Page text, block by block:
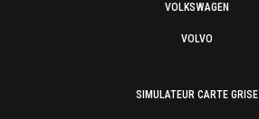
VOLKSWAGEN
VOLVO
SIMULATEUR CARTE GRISE